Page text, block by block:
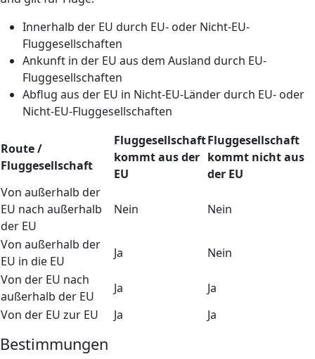
Innerhalb der EU durch EU- oder Nicht-EU-
Fluggesellschaften
Ankunft in der EU aus dem Ausland durch EU-
Fluggesellschaften
Abflug aus der EU in Nicht-EU-Länder durch EU- oder
Nicht-EU-Fluggesellschaften
Route /
Fluggesellschaft
Fluggesellschaft
kommt aus der
EU
Fluggesellschaft
kommt nicht aus
der EU
Von außerhalb der
EU nach außerhalb
der EU
Nein Nein
Von außerhalb der
EU in die EU
Ja
Nein
Von der EU nach
außerhalb der EU
Ja
Ja
Von der EU zur EU
Ja Ja
Bestimmungen